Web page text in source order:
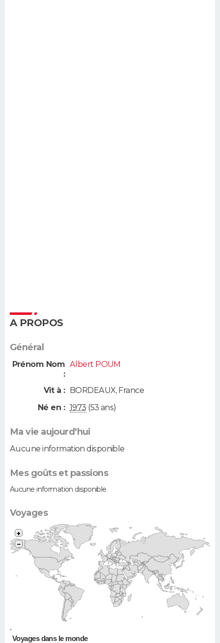
A PROPOS
Général
Prénom Nom
:
Albert POUM
Vit à : BORDEAUX, France
Né en : 1973 (53 ans)
Ma vie aujourd'hui
Aucune information disponible
Mes goûts et passions
Aucune information disponible
Voyages
•
+
−
Voyages dans le monde